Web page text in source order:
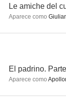
Le amiche del
Aparece como
El padrino.
Aparece como